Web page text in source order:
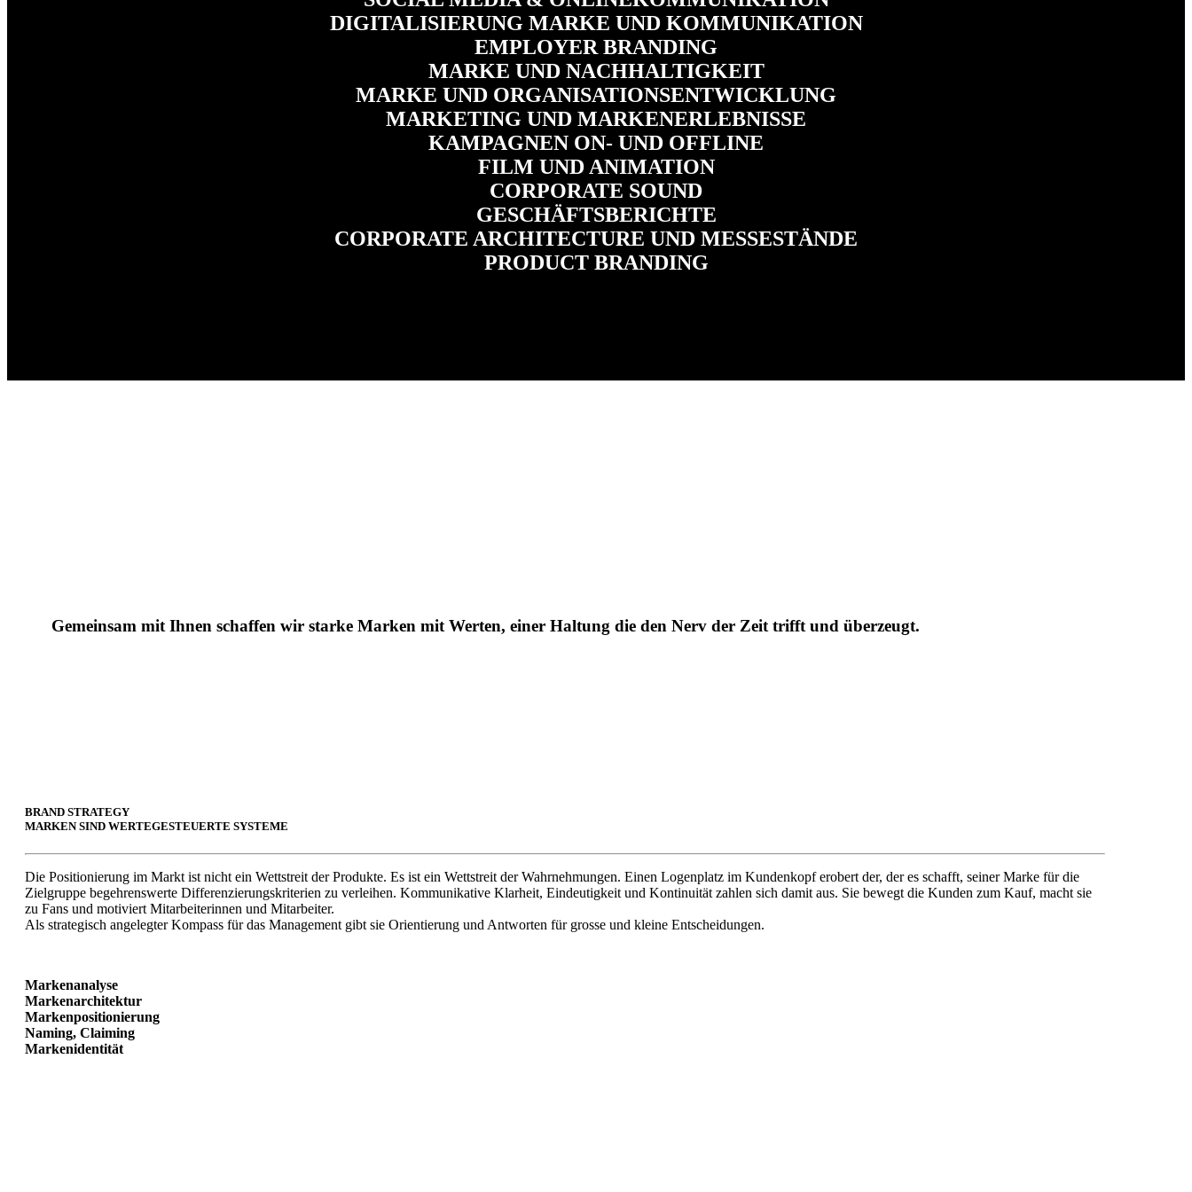
DIGITALISIERUNG MARKE UND KOMMUNIKATION
EMPLOYER BRANDING
MARKE UND NACHHALTIGKEIT
MARKE UND ORGANISATIONSENTWICKLUNG
MARKETING UND MARKENERLEBNISSE
KAMPAGNEN ON- UND OFFLINE
FILM UND ANIMATION
CORPORATE SOUND
GESCHÄFTSBERICHTE
CORPORATE ARCHITECTURE UND MESSESTÄNDE
PRODUCT BRANDING
Gemeinsam mit Ihnen schaffen wir starke Marken mit Werten, einer Haltung die den Nerv der Zeit trifft und überzeugt.
BRAND STRATEGY
MARKEN SIND WERTEGESTEUERTE SYSTEME
Die Positionierung im Markt ist nicht ein Wettstreit der Produkte. Es ist ein Wettstreit der Wahrnehmungen. Einen Logenplatz im Kundenkopf erobert der, der es schafft, seiner Marke für die
Zielgruppe begehrenswerte Differenzierungskriterien zu verleihen. Kommunikative Klarheit, Eindeutigkeit und Kontinuität zahlen sich damit aus. Sie bewegt die Kunden zum Kauf, macht sie
zu Fans und motiviert Mitarbeiterinnen und Mitarbeiter.
Als strategisch angelegter Kompass für das Management gibt sie Orientierung und Antworten für grosse und kleine Entscheidungen.
Markenanalyse
Markenarchitektur
Markenpositionierung
Naming, Claiming
Markenidentität